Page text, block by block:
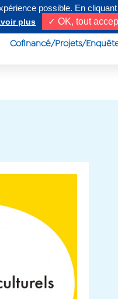
nous sur
Cofinancé/Projets/
possible. En
plus ✓ OK, tout